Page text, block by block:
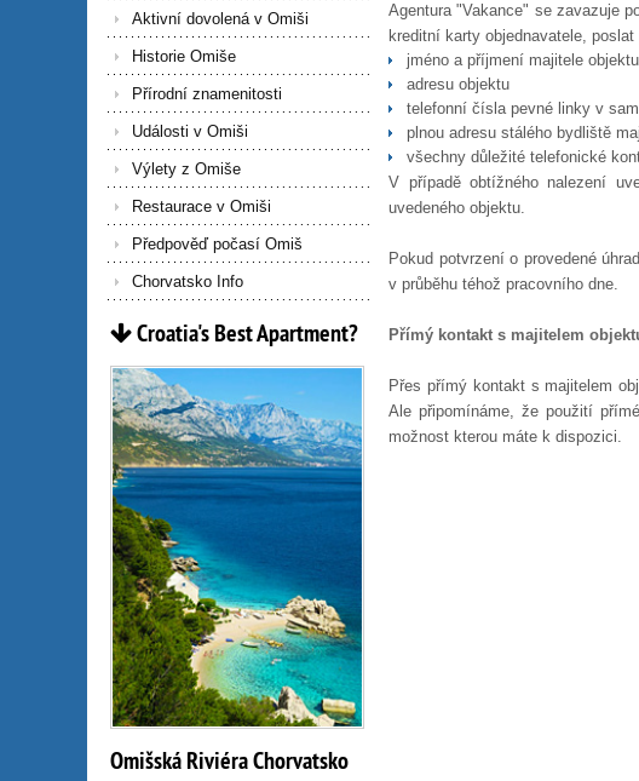
Aktivní dovolená v Omiši
Historie Omiše
Přírodní znamenitosti
Události v Omiši
Výlety z Omiše
Restaurace v Omiši
Předpověď počasí Omiš
Chorvatsko Info
Croatia'sBestApartment?
OmišskáRiviéraChorvatsko
Agentura "Vakance" se zavazuje
kreditní karty objednavatele,
jméno a příjmení majitele objektu
adresu objektu
telefonní čísla pevné linky v
plnou adresu stálého bydliště
všechny důležité telefonické
V případě obtížného nalezení
uvedeného objektu.
Pokud potvrzení o provedené
v průběhu téhož pracovního dne.
Přímý kontakt s majitelem
Přes přímý kontakt s majitelem
Ale připomínáme, že použití
možnost kterou máte k dispozici.